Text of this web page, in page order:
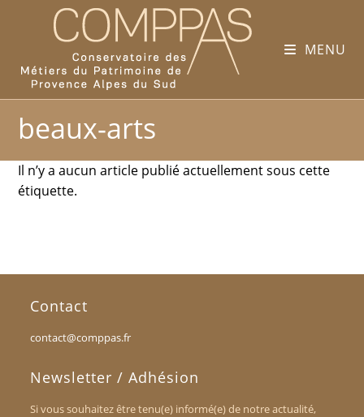
MENU
beaux-arts
Il n’y a aucun article publié actuellement sous cette
étiquette.
Contact
contact@comppas.fr
Newsletter / Adhésion
Si vous souhaitez être tenu(e) informé(e) de notre actualité,